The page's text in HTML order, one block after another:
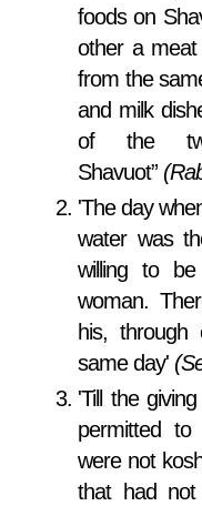
foods on
other a
from the
and milk
of the
Shavuot”
'The day
water was
willing to
woman.
his,
same day'
'Till the
permitted
were not
that had not